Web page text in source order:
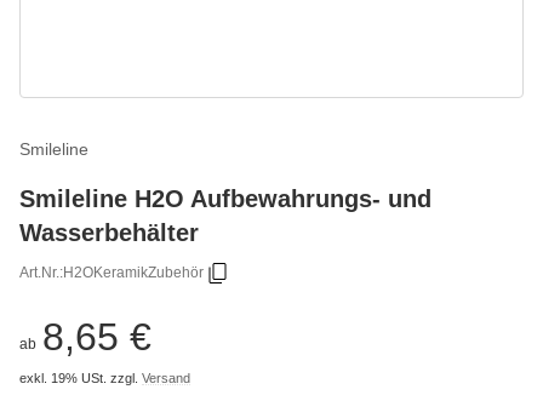
Smileline
Smileline H2O Aufbewahrungs- und
Wasserbehälter
Art.Nr.:H2OKeramikZubehör
ab 8,65 €
exkl. 19% USt. zzgl. Versand